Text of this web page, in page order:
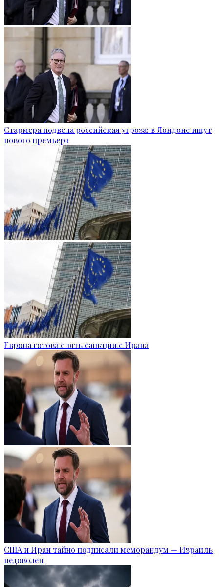
Стармера подвела российская угроза: в Лондоне ищут
нового премьера
Европа готова снять санкции с Ирана
США и Иран тайно подписали меморандум — Израиль
недоволен